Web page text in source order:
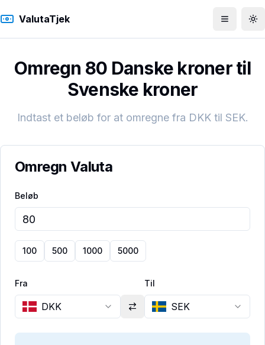
ValutaTjek Åbn menu
Omregn 80 Danske kroner til
Svenske kroner
Indtast et beløb for at omregne fra DKKtil SEK.
Omregn Valuta
Beløb
100 500 1000 5000
Fra
DKK
Til
SEK